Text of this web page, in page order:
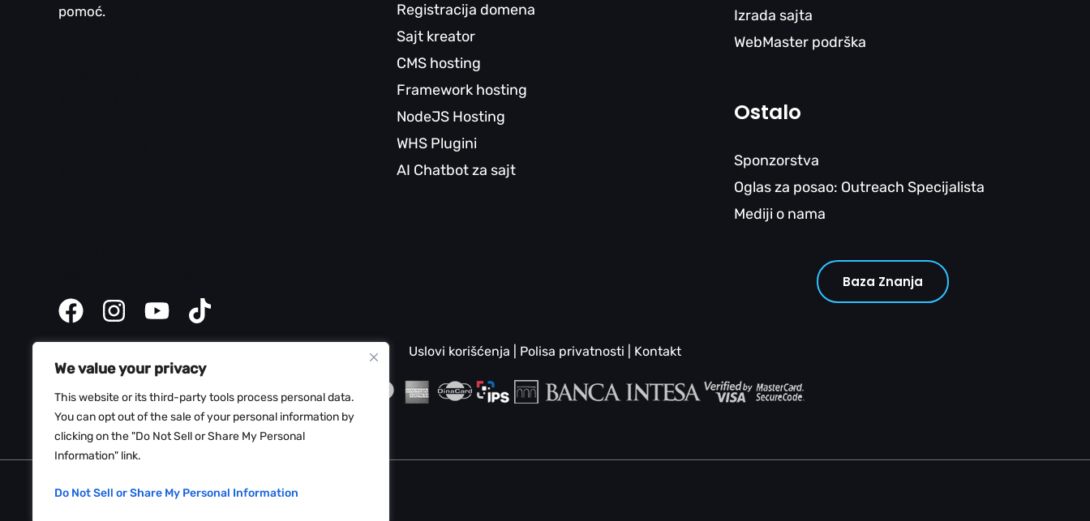
We value your privacy
This website or its third-party tools process personal data.
You can opt out of the sale of your personal information by
clicking on the "Do Not Sell or Share My Personal
Information" link.
Do Not Sell or Share My Personal Information
pomoć.
Registracija domena
Sajt kreator
CMS hosting
Framework hosting
NodeJS Hosting
WHS Plugini
AI Chatbot za sajt
Izrada sajta
WebMaster podrška
Ostalo
Sponzorstva
Oglas za posao: Outreach Specijalista
Mediji o nama
Baza Znanja
Uslovi korišćenja Polisa privatnosti Kontakt
Copyright © 2026 Web Hosting Srbija